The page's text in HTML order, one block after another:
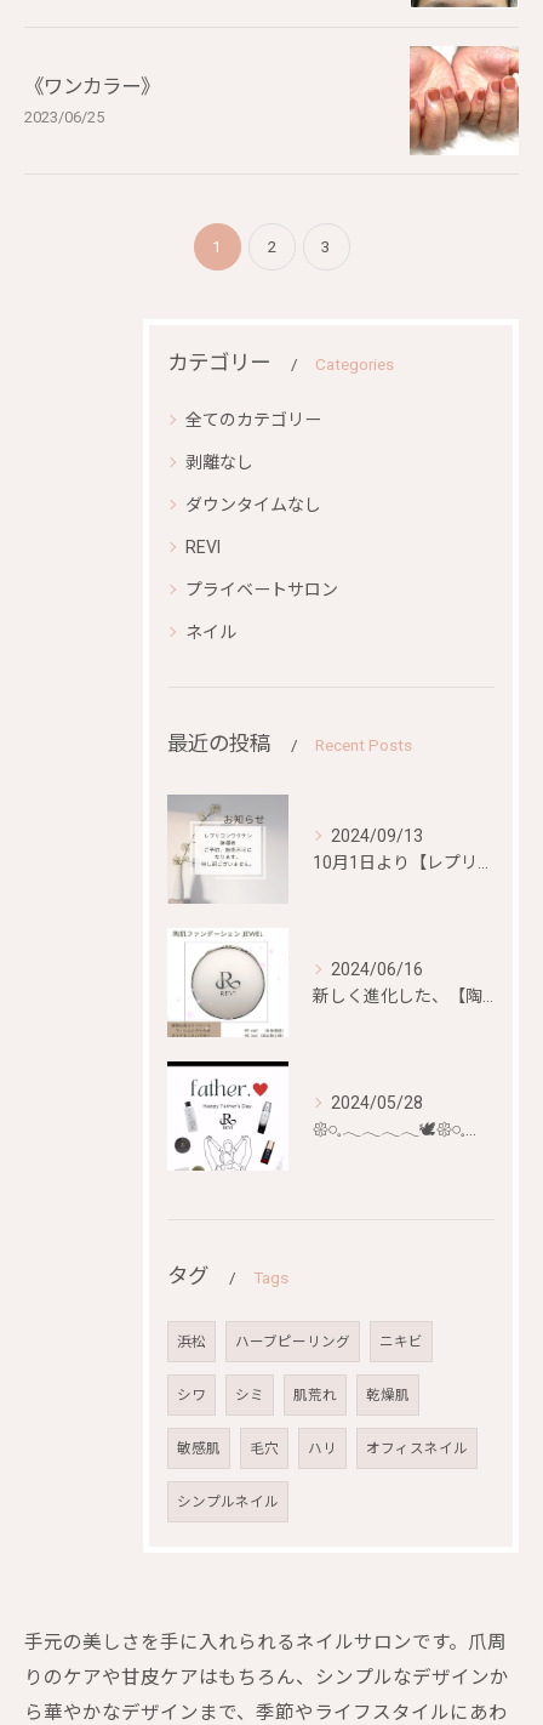
《ワンカラー》
2023/06/25
1 2 3
カテゴリー Categories
全てのカテゴリー
剥離なし
ダウンタイムなし
REVI
プライベートサロン
ネイル
最近の投稿 Recent Posts
2024/09/13
2024/06/16
2024/05/28
タグ Tags
浜松 ハーブピーリング ニキビ
シワ シミ 肌荒れ 乾燥肌
敏感肌 毛穴 ハリ オフィスネイル
シンプルネイル
手元の美しさを手に入れられるネイルサロンです。爪周
りのケアや甘皮ケアはもちろん、シンプルなデザインか
ら華やかなデザインまで、季節やライフスタイルにあわ